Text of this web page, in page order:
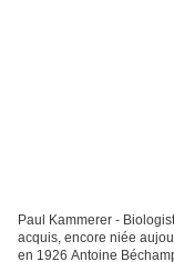
Paul Kammerer -
acquis, encore niée
en 1926 Antoine